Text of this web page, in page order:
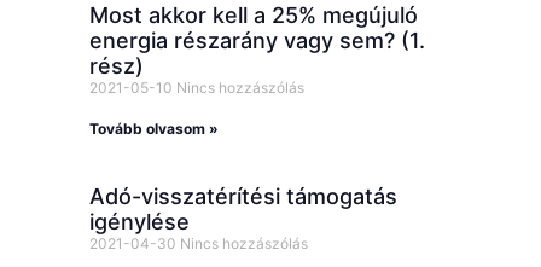
Most akkor kell a 25% megújuló
energia részarány vagy sem? (1.
rész)
2021-05-10 Nincs hozzászólás
Tovább olvasom »
Adó-visszatérítési támogatás
igénylése
2021-04-30 Nincs hozzászólás